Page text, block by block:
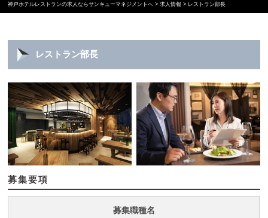
神戸ホテルレストランの求人ならサンキューマネジメントへ >求人情報 > レストラン部長
レストラン部長
募集要項
募集職種名